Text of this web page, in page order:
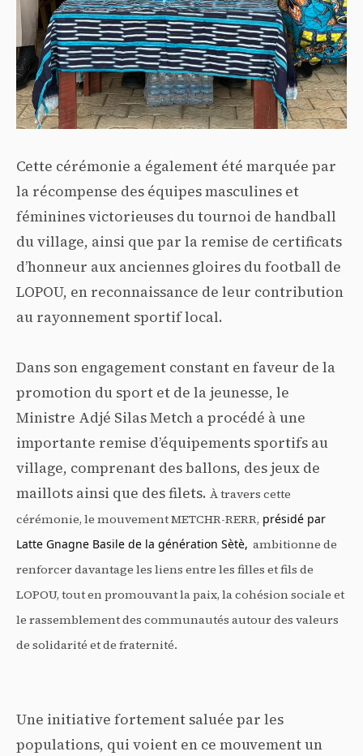
Cette cérémonie a également été marquée par
la récompense des équipes masculines et
féminines victorieuses du tournoi de handball
du village, ainsi que par la remise de certificats
d’honneur aux anciennes gloires du football de
LOPOU, en reconnaissance de leur contribution
au rayonnement sportif local.
Dans son engagement constant en faveur de la
promotion du sport et de la jeunesse, le
Ministre Adjé Silas Metch a procédé à une
importante remise d’équipements sportifs au
village, comprenant des ballons, des jeux de
maillots ainsi que des filets. À travers cette
cérémonie, le mouvement METCHR-RERR, présidé par
Latte Gnagne Basile de la génération Sètè, ambitionne de
renforcer davantage les liens entre les filles et fils de
LOPOU, tout en promouvant la paix, la cohésion sociale et
le rassemblement des communautés autour des valeurs
de solidarité et de fraternité.
Une initiative fortement saluée par les
populations, qui voient en ce mouvement un